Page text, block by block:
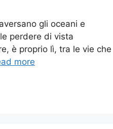
gli oceani e
perdere di vista
è proprio lì, tra le vie che
more